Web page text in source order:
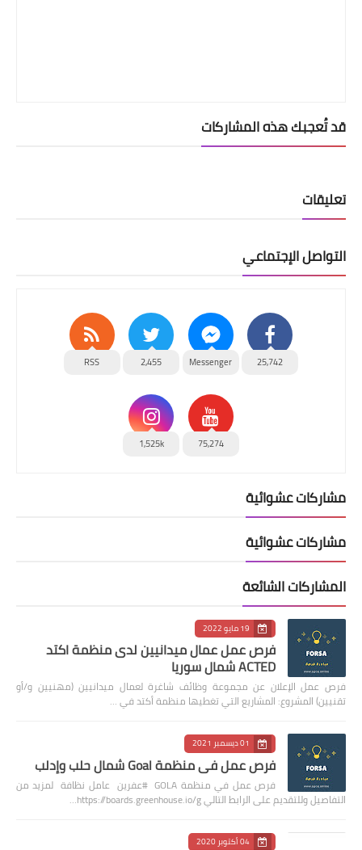
قد تُعجبك هذه المشاركات
تعليقات
التواصل الإجتماعي
25,742
Messenger
2,455
RSS
75,274
1,525k
مشاركات عشوائية
مشاركات عشوائية
المشاركات الشائعة
19 مايو 2022
فرص عمل عمال ميدانيين لدى منظمة اكتد
ACTED شمال سوريا
فرص عمل الإعلان عن مجموعة وظائف شاغرة لعمال ميدانيين (مهنيين و/أو
تقنيين) المشروع: المشاريع التي تغطيها منظمة أكتد في …
01 ديسمبر 2021
فرص عمل في منظمة Goal شمال حلب وإدلب
فرص عمل في منظمة GOLA #عفرين عامل نظافة لمزيد من
التفاصيل وللتقديم على الرابط التالي https://boards.greenhouse.io/g…
04 أكتوبر 2020